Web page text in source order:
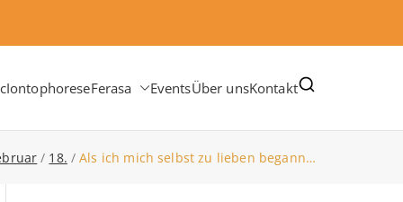
IontophoreseFerasa EventsÜber unsKontakt
18. Als ich mich selbst zu lieben begann…